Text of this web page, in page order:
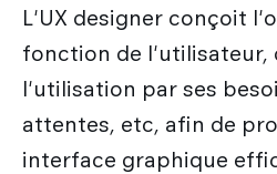
L'UX designer conçoit
fonction de l'utilisateur,
l'utilisation par ses
attentes, etc, afin de
interface graphique